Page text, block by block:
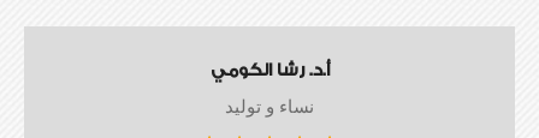
أ.د. رشا الكومي
نساء و توليد